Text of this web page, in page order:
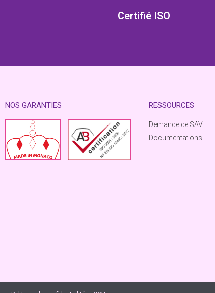
Certifié ISO
NOS GARANTIES RESSOURCES
Demande de SAV
Documentations